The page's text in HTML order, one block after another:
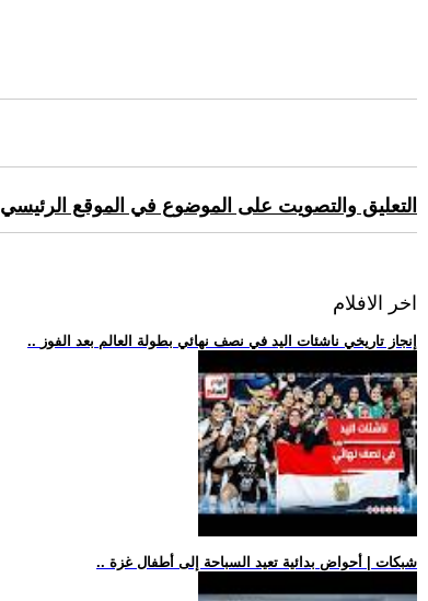
التعليق والتصويت على الموضوع في الموقع الرئيسي
اخر الافلام
.. إنجاز تاريخي ناشئات اليد في نصف نهائي بطولة العالم بعد الفوز
.. شبكات | أحواض بدائية تعيد السباحة إلى أطفال غزة